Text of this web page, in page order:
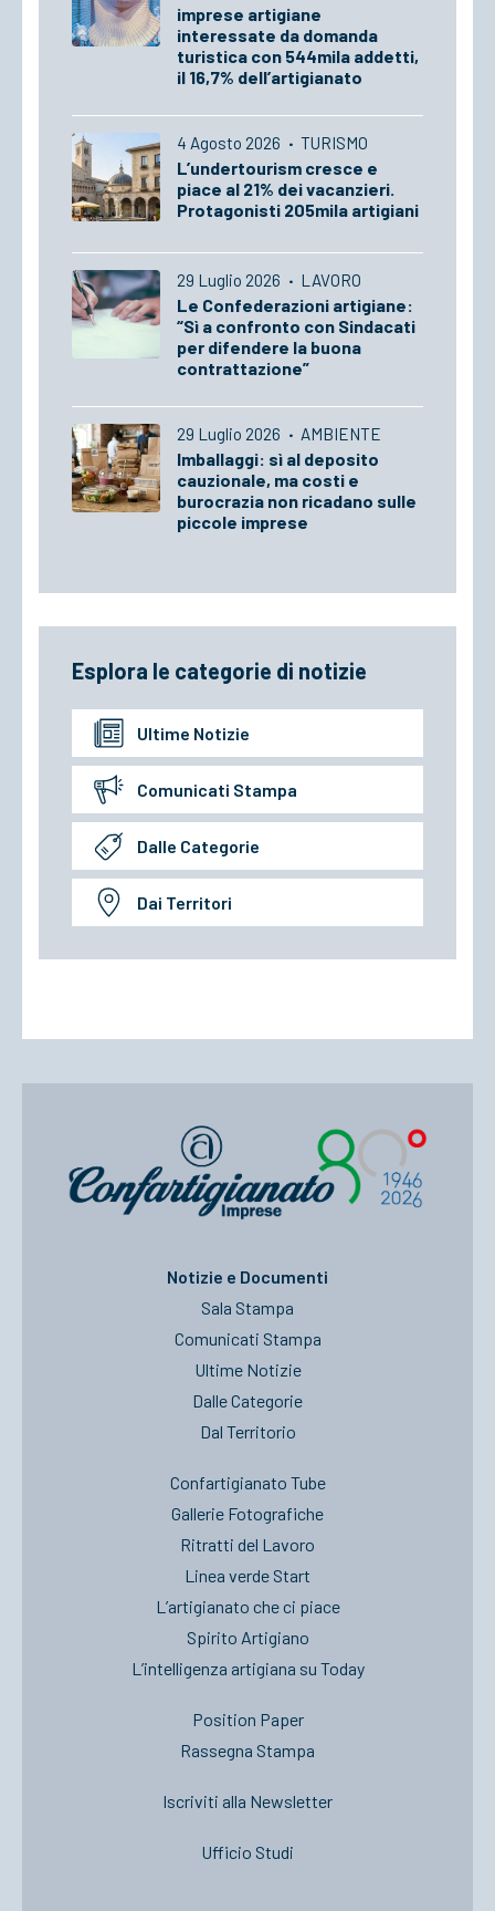
imprese artigiane
interessate da domanda
turistica con 544mila addetti,
il 16,7% dell’artigianato
4 Agosto 2026 · TURISMO
L’undertourism cresce e
piace al 21% dei vacanzieri.
Protagonisti 205mila artigiani
29 Luglio 2026 · LAVORO
Le Confederazioni artigiane:
“Sì a confronto con Sindacati
per difendere la buona
contrattazione”
29 Luglio 2026 · AMBIENTE
Imballaggi: sì al deposito
cauzionale, ma costi e
burocrazia non ricadano sulle
piccole imprese
Esplora le categorie di notizie
Ultime Notizie
Comunicati Stampa
Dalle Categorie
Dai Territori
Notizie e Documenti
Sala Stampa
Comunicati Stampa
Ultime Notizie
Dalle Categorie
Dal Territorio
Confartigianato Tube
Gallerie Fotografiche
Ritratti del Lavoro
Linea verde Start
L’artigianato che ci piace
Spirito Artigiano
L’intelligenza artigiana su Today
Position Paper
Rassegna Stampa
Iscriviti alla Newsletter
Ufficio Studi